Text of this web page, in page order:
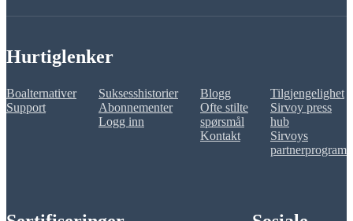
Hurtiglenker
Boalternativer
Support
Suksesshistorier
Abonnementer
Logg inn
Blogg
Ofte stilte
spørsmål
Kontakt
Tilgjengelighet
Sirvoy press
hub
Sirvoys
partnerprogram